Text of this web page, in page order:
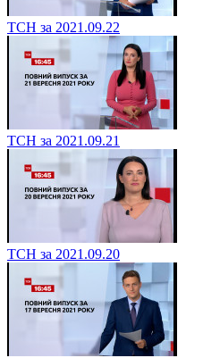
ТСН за 2021.09.22
ТСН за 2021.09.21
ТСН за 2021.09.20